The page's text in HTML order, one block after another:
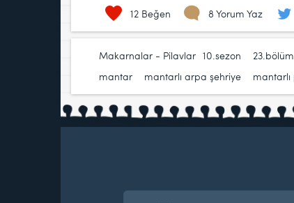
12 Beğen 8 Yorum Yaz
Makarnalar - Pilavlar 10.sezon 23.bölüm
mantar
mantarlı arpa şehriye